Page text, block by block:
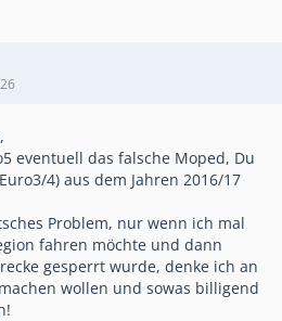
eventuell das falsche Moped, Du
4) aus dem Jahren 2016/17
Problem, nur wenn ich mal
fahren möchte und dann
gesperrt wurde, denke ich an
wollen und sowas billigend